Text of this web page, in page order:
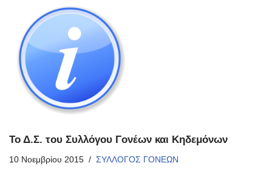
Το Δ.Σ. του Συλλόγου Γονέων και Κηδεμόνων
10 Νοεμβρίου 2015 ΣΥΛΛΟΓΟΣ ΓΟΝΕΩΝ